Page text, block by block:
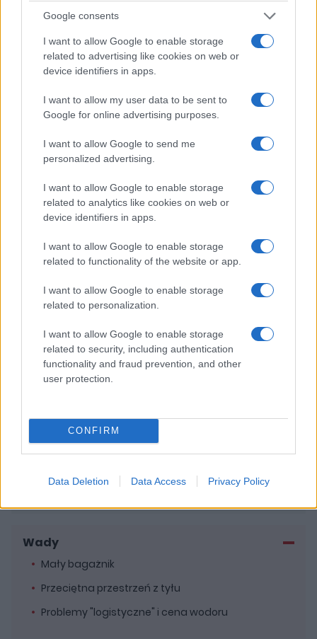
Google consents
I want to allow Google to enable storage
related to advertising like cookies on web or
device identifiers in apps.
I want to allow my user data to be sent to
Google for online advertising purposes.
I want to allow Google to send me
personalized advertising.
I want to allow Google to enable storage
related to analytics like cookies on web or
device identifiers in apps.
I want to allow Google to enable storage
related to functionality of the website or app.
I want to allow Google to enable storage
related to personalization.
I want to allow Google to enable storage
related to security, including authentication
functionality and fraud prevention, and other
user protection.
CONFIRM
Data Deletion Data Access Privacy Policy
przyjemniejszych, relaksujących samochodów jakimi
jeździłem od dawna. Wystarczająco dynamiczny, ze
świetnym zawieszeniem i przyzwoitym, naturalnym
prowadzeniem.
Pasuje mi pozycja za kierownicą, materiały oraz
zwłaszcza z pakietem VIP. Ten obejmuje m.in. cyfrowe
lusterka, wyświetlacz HUD, czy komplet
wentylowanych siedzeń. Także tych tylnych, gdzie
trudno wsiąść i nie każdy się zmieści.
Być może gdyby było więcej stacji, a cena wodoru
byłaby niższa (69 zł/kg to nieśmieszny żart obecnie),
Lexus , którego brakuje w gamie. Jest
elektryczny, ale jeździ inaczej. I zapewnia tą
"lexusową" wygodę i izolację.
Zalety
Dobre prowadzenie
Wygodne wnętrze
Wady
Mały bagażnik
Przeciętna przestrzeń z tyłu
Problemy "logistyczne" i cena wodoru